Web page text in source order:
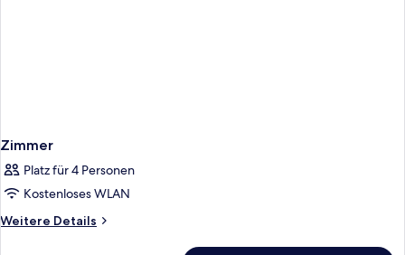
Zimmer
Platz für 4 Personen
Kostenloses WLAN
Weitere Details
Weitere